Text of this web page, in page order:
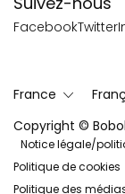
FacebookTwitter
France
Copyright ©
Notice légale/
Politique de cookies
Politique des